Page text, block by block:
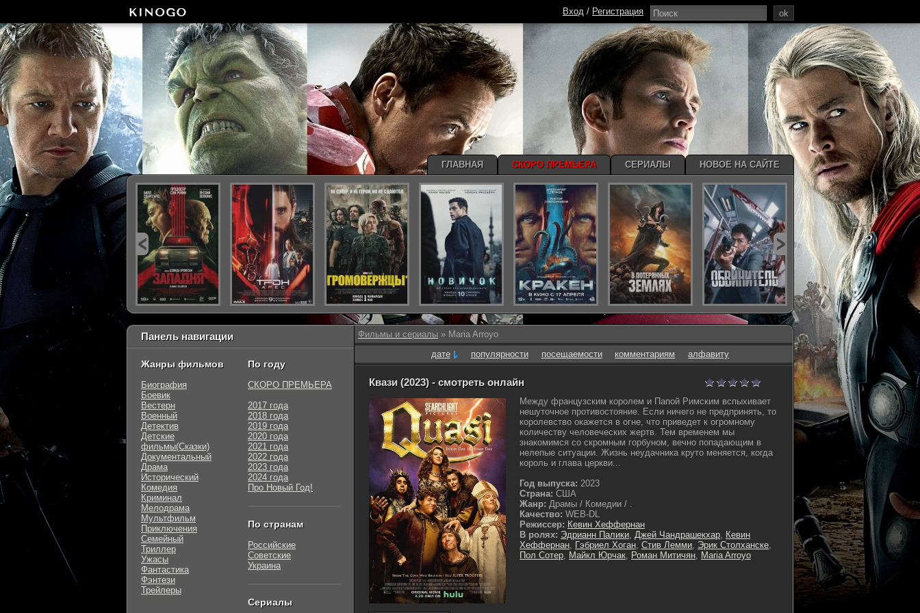
Фильмы и сериалы » Maria Arroyo
дате
популярности посещаемости комментариям алфавиту
Квази (2023) - смотреть онлайн
Между французским королем и Папой Римским вспыхивает
нешуточное противостояние. Если ничего не предпринять, то
королевство окажется в огне, что приведет к огромному
количеству человеческих жертв. Тем временем мы
знакомимся со скромным горбуном, вечно попадающим в
нелепые ситуации. Жизнь неудачника круто меняется, когда
король и глава церкви...
Год выпуска: 2023
Страна: США
Жанр: Драмы / Комедии / .
Качество: WEB-DL
Режиссер: Кевин Хеффернан
В ролях: Эдрианн Палики, Джей Чандрашекхар, Кевин
Хеффернан, Гэбриел Хоган, Стив Лемми, Эрик Столханске,
Пол Сотер, Майкл Юрчак, Роман Митичян, Maria Arroyo
Панель навигации
Жанры фильмов
Биография
Боевик
Вестерн
Военный
Детектив
Детские
фильмы(Сказки)
Документальный
Драма
Исторический
Комедия
Криминал
Мелодрама
Мультфильм
Приключения
Семейный
Триллер
Ужасы
Фантастика
Фэнтези
Трейлеры
По году
СКОРО ПРЕМЬЕРА
2017 года
2018 года
2019 года
2020 года
2021 года
2022 года
2023 года
2024 года
Про Новый Год!
По странам
Российские
Советские
Украина
Сериалы
ok
Вход / Регистрация
ГЛАВНАЯ СКОРО ПРЕМЬЕРА СЕРИАЛЫ НОВОЕ НА САЙТЕ